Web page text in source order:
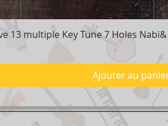
Aperçu rapide
13 multiple Key Tune 7 Holes
Ajouter au